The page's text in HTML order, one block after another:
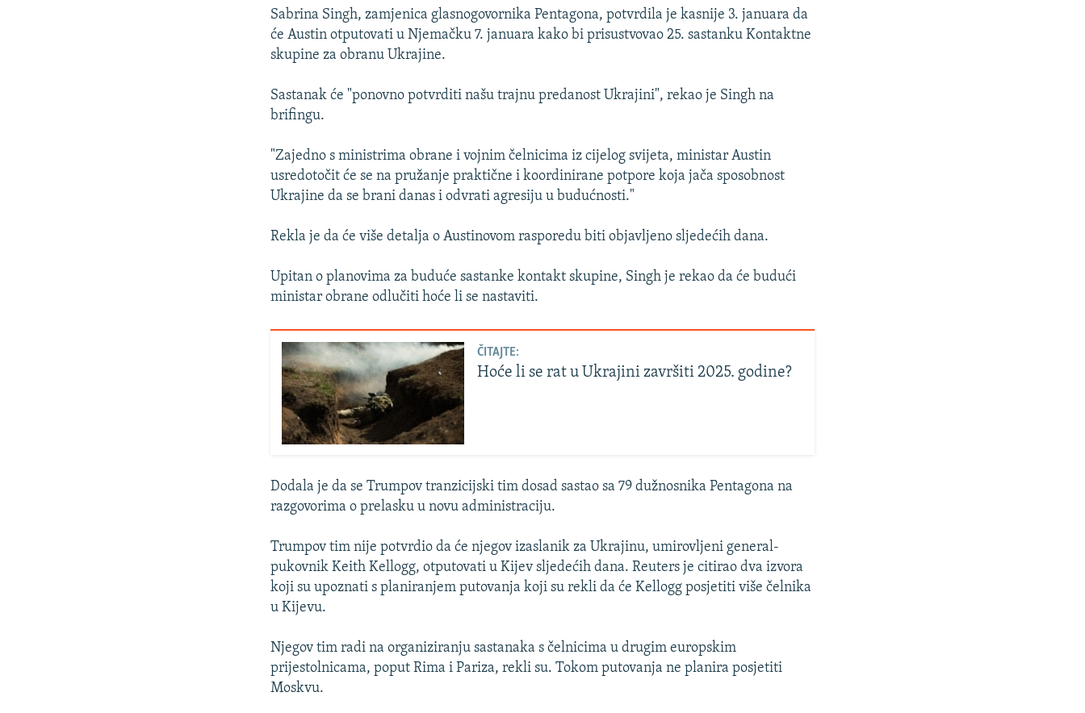
Sabrina Singh, zamjenica glasnogovornika Pentagona, potvrdila je kasnije 3. januara da
će Austin otputovati u Njemačku 7. januara kako bi prisustvovao 25. sastanku Kontaktne
skupine za obranu Ukrajine.
Sastanak će "ponovno potvrditi našu trajnu predanost Ukrajini", rekao je Singh na
brifingu.
"Zajedno s ministrima obrane i vojnim čelnicima iz cijelog svijeta, ministar Austin
usredotočit će se na pružanje praktične i koordinirane potpore koja jača sposobnost
Ukrajine da se brani danas i odvrati agresiju u budućnosti."
Rekla je da će više detalja o Austinovom rasporedu biti objavljeno sljedećih dana.
Upitan o planovima za buduće sastanke kontakt skupine, Singh je rekao da će budući
ministar obrane odlučiti hoće li se nastaviti.
ČITAJTE:
Hoće li se rat u Ukrajini završiti 2025. godine?
Dodala je da se Trumpov tranzicijski tim dosad sastao sa 79 dužnosnika Pentagona na
razgovorima o prelasku u novu administraciju.
Trumpov tim nije potvrdio da će njegov izaslanik za Ukrajinu, umirovljeni general-
pukovnik Keith Kellogg, otputovati u Kijev sljedećih dana. Reuters je citirao dva izvora
koji su upoznati s planiranjem putovanja koji su rekli da će Kellogg posjetiti više čelnika
u Kijevu.
Njegov tim radi na organiziranju sastanaka s čelnicima u drugim europskim
prijestolnicama, poput Rima i Pariza, rekli su. Tokom putovanja ne planira posjetiti
Moskvu.